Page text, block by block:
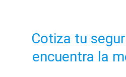
Cotiza tu
encuentra la